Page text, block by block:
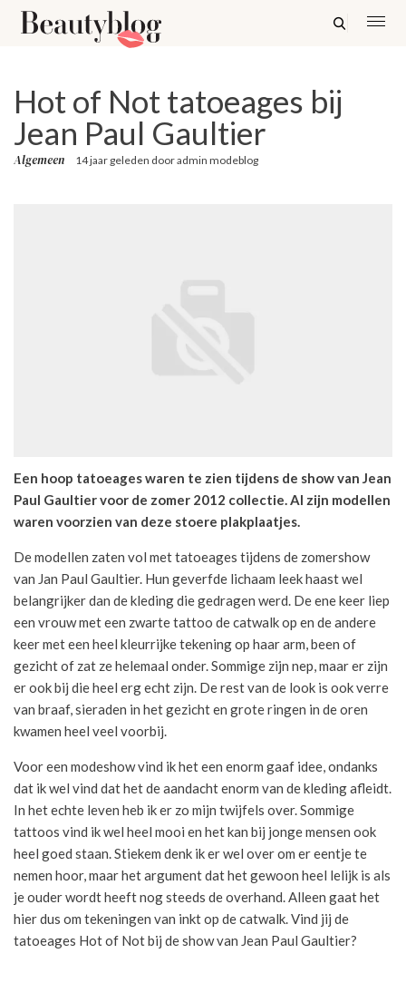
Hot of Not tatoeages bij
Jean Paul Gaultier
Algemeen 14 jaar geleden dooradmin modeblog
Een hoop tatoeages waren te zien tijdens de show van Jean
Paul Gaultier voor de zomer 2012 collectie. Al zijn modellen
waren voorzien van deze stoere plakplaatjes.
De modellen zaten vol met tatoeages tijdens de zomershow
van Jan Paul Gaultier. Hun geverfde lichaam leek haast wel
belangrijker dan de kleding die gedragen werd. De ene keer liep
een vrouw met een zwarte tattoo de catwalk op en de andere
keer met een heel kleurrijke tekening op haar arm, been of
gezicht of zat ze helemaal onder. Sommige zijn nep, maar er zijn
er ook bij die heel erg echt zijn. De rest van de look is ook verre
van braaf, sieraden in het gezicht en grote ringen in de oren
kwamen heel veel voorbij.
Voor een modeshow vind ik het een enorm gaaf idee, ondanks
dat ik wel vind dat het de aandacht enorm van de kleding afleidt.
In het echte leven heb ik er zo mijn twijfels over. Sommige
tattoos vind ik wel heel mooi en het kan bij jonge mensen ook
heel goed staan. Stiekem denk ik er wel over om er eentje te
nemen hoor, maar het argument dat het gewoon heel lelijk is als
je ouder wordt heeft nog steeds de overhand. Alleen gaat het
hier dus om tekeningen van inkt op de catwalk. Vind jij de
tatoeages Hot of Not bij de show van Jean Paul Gaultier?